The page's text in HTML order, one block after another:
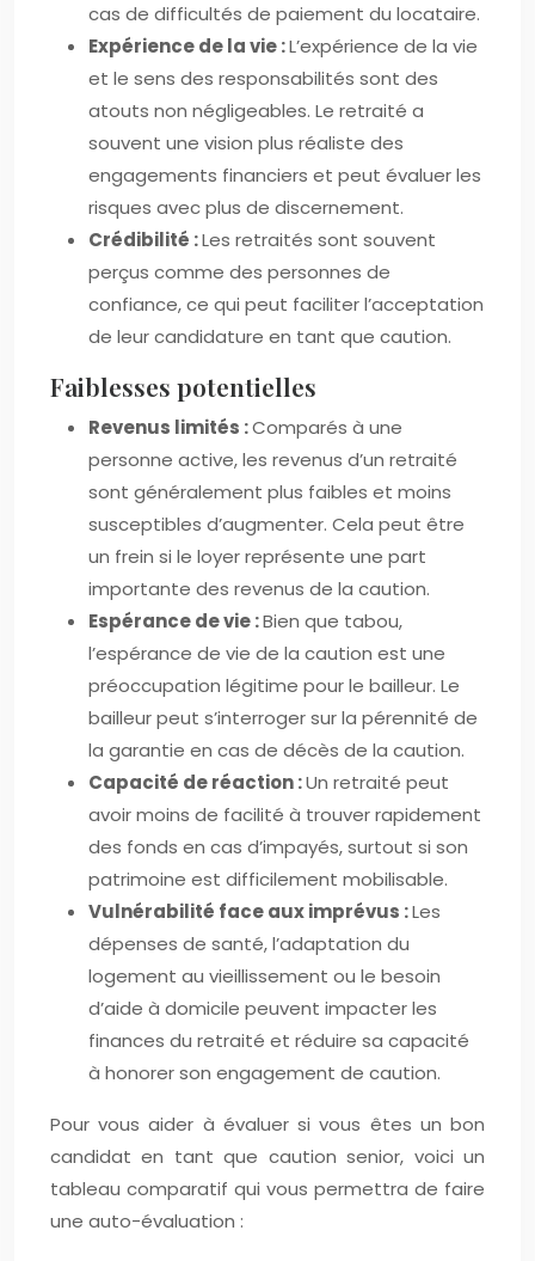
cas de difficultés de paiement du locataire.
Expérience de la vie :L’expérience de la vie
et le sens des responsabilités sont des
atouts non négligeables. Le retraité a
souvent une vision plus réaliste des
engagements financiers et peut évaluer les
risques avec plus de discernement.
Crédibilité :Les retraités sont souvent
perçus comme des personnes de
confiance, ce qui peut faciliter l’acceptation
de leur candidature en tant que caution.
Faiblesses potentielles
Revenus limités :Comparés à une
personne active, les revenus d’un retraité
sont généralement plus faibles et moins
susceptibles d’augmenter. Cela peut être
un frein si le loyer représente une part
importante des revenus de la caution.
Espérance de vie :Bien que tabou,
l’espérance de vie de la caution est une
préoccupation légitime pour le bailleur. Le
bailleur peut s’interroger sur la pérennité de
la garantie en cas de décès de la caution.
Capacité de réaction :Un retraité peut
avoir moins de facilité à trouver rapidement
des fonds en cas d’impayés, surtout si son
patrimoine est difficilement mobilisable.
Vulnérabilité face aux imprévus :Les
dépenses de santé, l’adaptation du
logement au vieillissement ou le besoin
d’aide à domicile peuvent impacter les
finances du retraité et réduire sa capacité
à honorer son engagement de caution.
Pour vous aider à évaluer si vous êtes un bon
candidat en tant que caution senior, voici un
tableau comparatif qui vous permettra de faire
une auto-évaluation :